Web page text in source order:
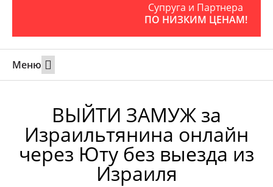
Супруга и Партнера
ПО НИЗКИМ ЦЕНАМ!
Меню
ВЫЙТИ ЗАМУЖ за
Израильтянина онлайн
через Юту без выезда из
Израиля